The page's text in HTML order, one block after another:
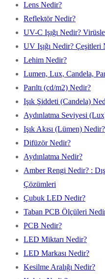
Lens Nedir?
Reflektör Nedir?
UV-C Işığı Nedir?
UV Işığı Nedir? Çeşitleri
Lehim Nedir?
Lumen, Lux, Candela,
Parıltı (cd/m2) Nedir?
Işık Şiddeti (Candela)
Aydınlatma Seviyesi
Işık Akısı (Lümen) Nedir?
Difüzör Nedir?
Aydınlatma Nedir?
Amber Rengi Nedir? :
Çözümleri
Çubuk LED Nedir?
Taban PCB Ölçüleri
PCB Nedir?
LED Miktarı Nedir?
LED Markası Nedir?
Kesilme Aralığı Nedir?